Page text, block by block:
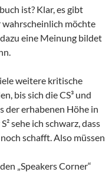
ist? Klar, es gibt
wahrscheinlich möchte
eine Meinung bildet
weitere kritische
bis sich die CS³ und
der erhabenen Höhe in
sehe ich schwarz, dass
schafft. Also müssen
„Speakers Corner“